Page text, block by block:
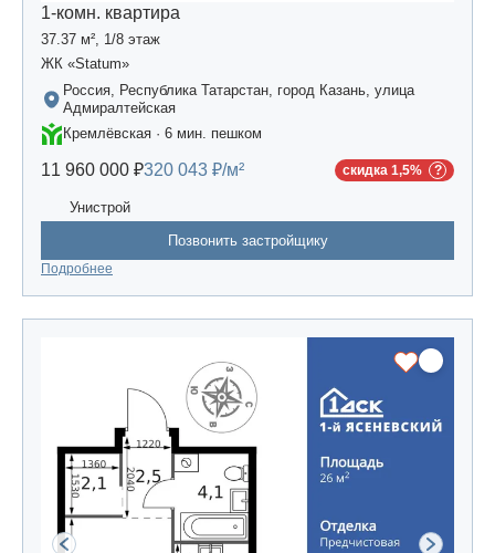
1-комн. квартира
37.37 м², 1/8 этаж
ЖК «Statum»
Россия, Республика Татарстан, город Казань, улица
Адмиралтейская
Кремлёвская · 6 мин. пешком
11 960 000 ₽320 043 ₽/м² скидка 1,5%
Унистрой
Позвонить застройщику
Подробнее